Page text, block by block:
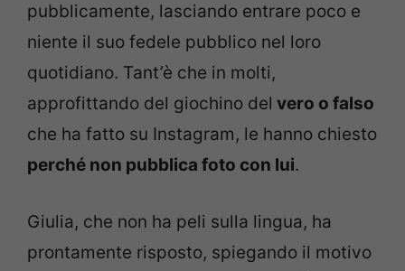
pubblicamente, lasciando entrare poco e
niente il suo fedele pubblico nel loro
quotidiano. Tant’è che in molti,
approfittando del giochino del vero o falso
che ha fatto su Instagram, le hanno chiesto
perché non pubblica foto con lui.
Giulia, che non ha peli sulla lingua, ha
prontamente risposto, spiegando il motivo